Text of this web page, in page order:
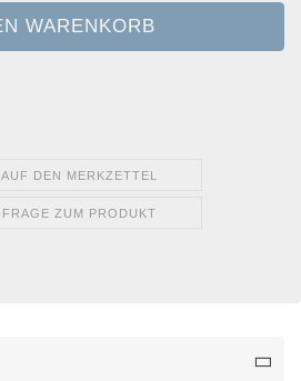
AUF DEN MERKZETTEL
FRAGE ZUM PRODUKT